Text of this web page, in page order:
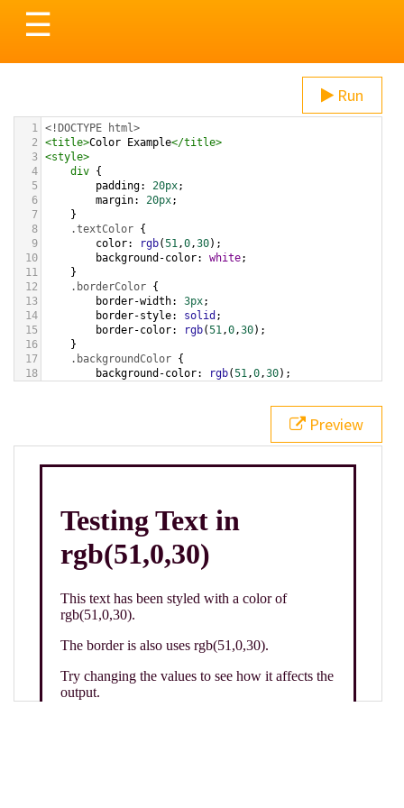
Toggle
navigation
☰
Run
1 <!DOCTYPE html>
2
<title>Color Example</title>
3 <style>
4
div {
5
padding: 20px;
6
margin: 20px;
7
}
8
.textColor {
9
color: rgb(51,0,30);
10
background-color: white;
11
}
12
.borderColor {
13
border-width: 3px;
14
border-style: solid ;
15
border-color: rgb(51,0,30);
16
}
17
.backgroundColor {
18
background-color: rgb(51,0,30);
bottom ,
white, rgb(51,0,30));
div class="textColor borderColor"
< h1>Testing Text in rgb(51,0,30)
Preview